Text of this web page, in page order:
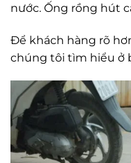
nước. Ống rồng hút
Để khách hàng rõ
chúng tôi tìm hiểu ở